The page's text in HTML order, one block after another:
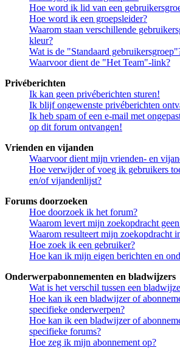
Hoe word ik lid van een
Hoe word ik een groepsleider?
Waarom staan verschillende
kleur?
Wat is de "Standaard
Waarvoor dient de "Het Team"-link?
Privéberichten
Ik kan geen privéberichten sturen!
Ik blijf ongewenste privéberichten
Ik heb spam of een e-mail met
op dit forum ontvangen!
Vrienden en vijanden
Waarvoor dient mijn vrienden- en
Hoe verwijder of voeg ik gebruikers
en/of vijandenlijst?
Forums doorzoeken
Hoe doorzoek ik het forum?
Waarom levert mijn zoekopdracht
Waarom resulteert mijn zoekopdracht
Hoe zoek ik een gebruiker?
Hoe kan ik mijn eigen berichten en
Onderwerpabonnementen en bladwijzers
Wat is het verschil tussen een
Hoe kan ik een bladwijzer of
specifieke onderwerpen?
Hoe kan ik een bladwijzer of
specifieke forums?
Hoe zeg ik mijn abonnement op?